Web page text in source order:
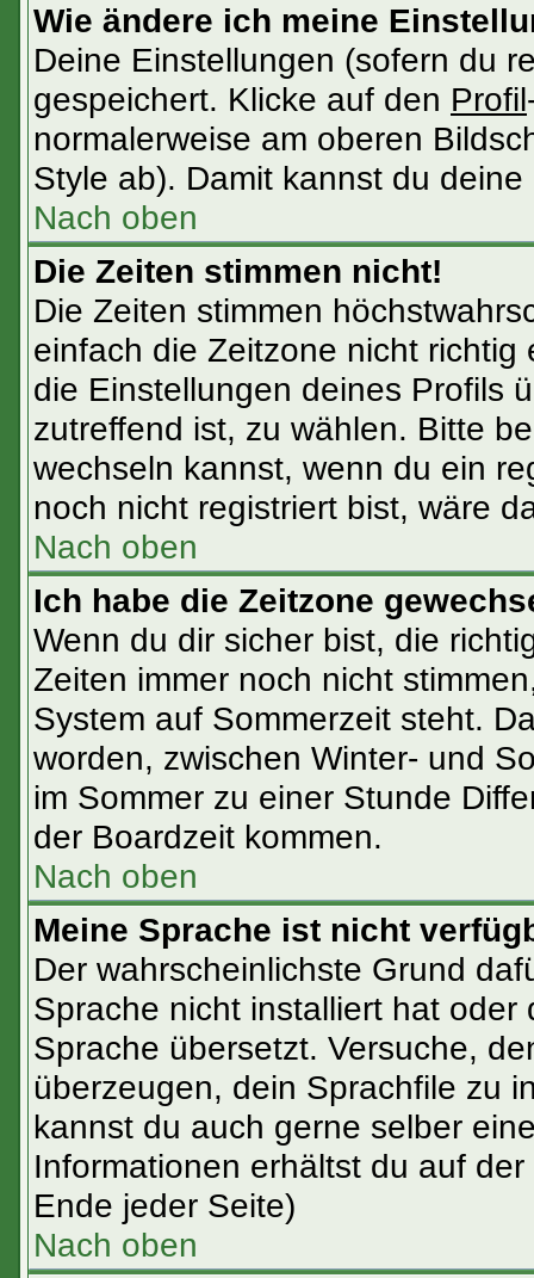
Wie ändere ich meine
Deine Einstellungen (sofern du
gespeichert. Klicke auf den Profil
normalerweise am oberen
Style ab). Damit kannst du
Nach oben
Die Zeiten stimmen nicht!
Die Zeiten stimmen
einfach die Zeitzone nicht
die Einstellungen deines Profils
zutreffend ist, zu wählen. Bitte
wechseln kannst, wenn du ein
noch nicht registriert bist, wäre
Nach oben
Ich habe die Zeitzone
Wenn du dir sicher bist, die
Zeiten immer noch nicht
System auf Sommerzeit steht.
worden, zwischen Winter- und
im Sommer zu einer Stunde
der Boardzeit kommen.
Nach oben
Meine Sprache ist nicht
Der wahrscheinlichste Grund
Sprache nicht installiert hat
Sprache übersetzt. Versuche,
überzeugen, dein Sprachfile zu
kannst du auch gerne selber
Informationen erhältst du auf
Ende jeder Seite)
Nach oben